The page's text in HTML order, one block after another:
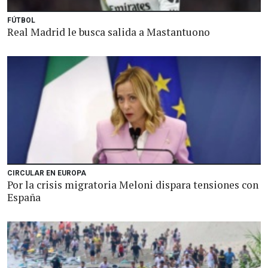
FÚTBOL
Real Madrid le busca salida a Mastantuono
CIRCULAR EN EUROPA
Por la crisis migratoria Meloni dispara tensiones con
España